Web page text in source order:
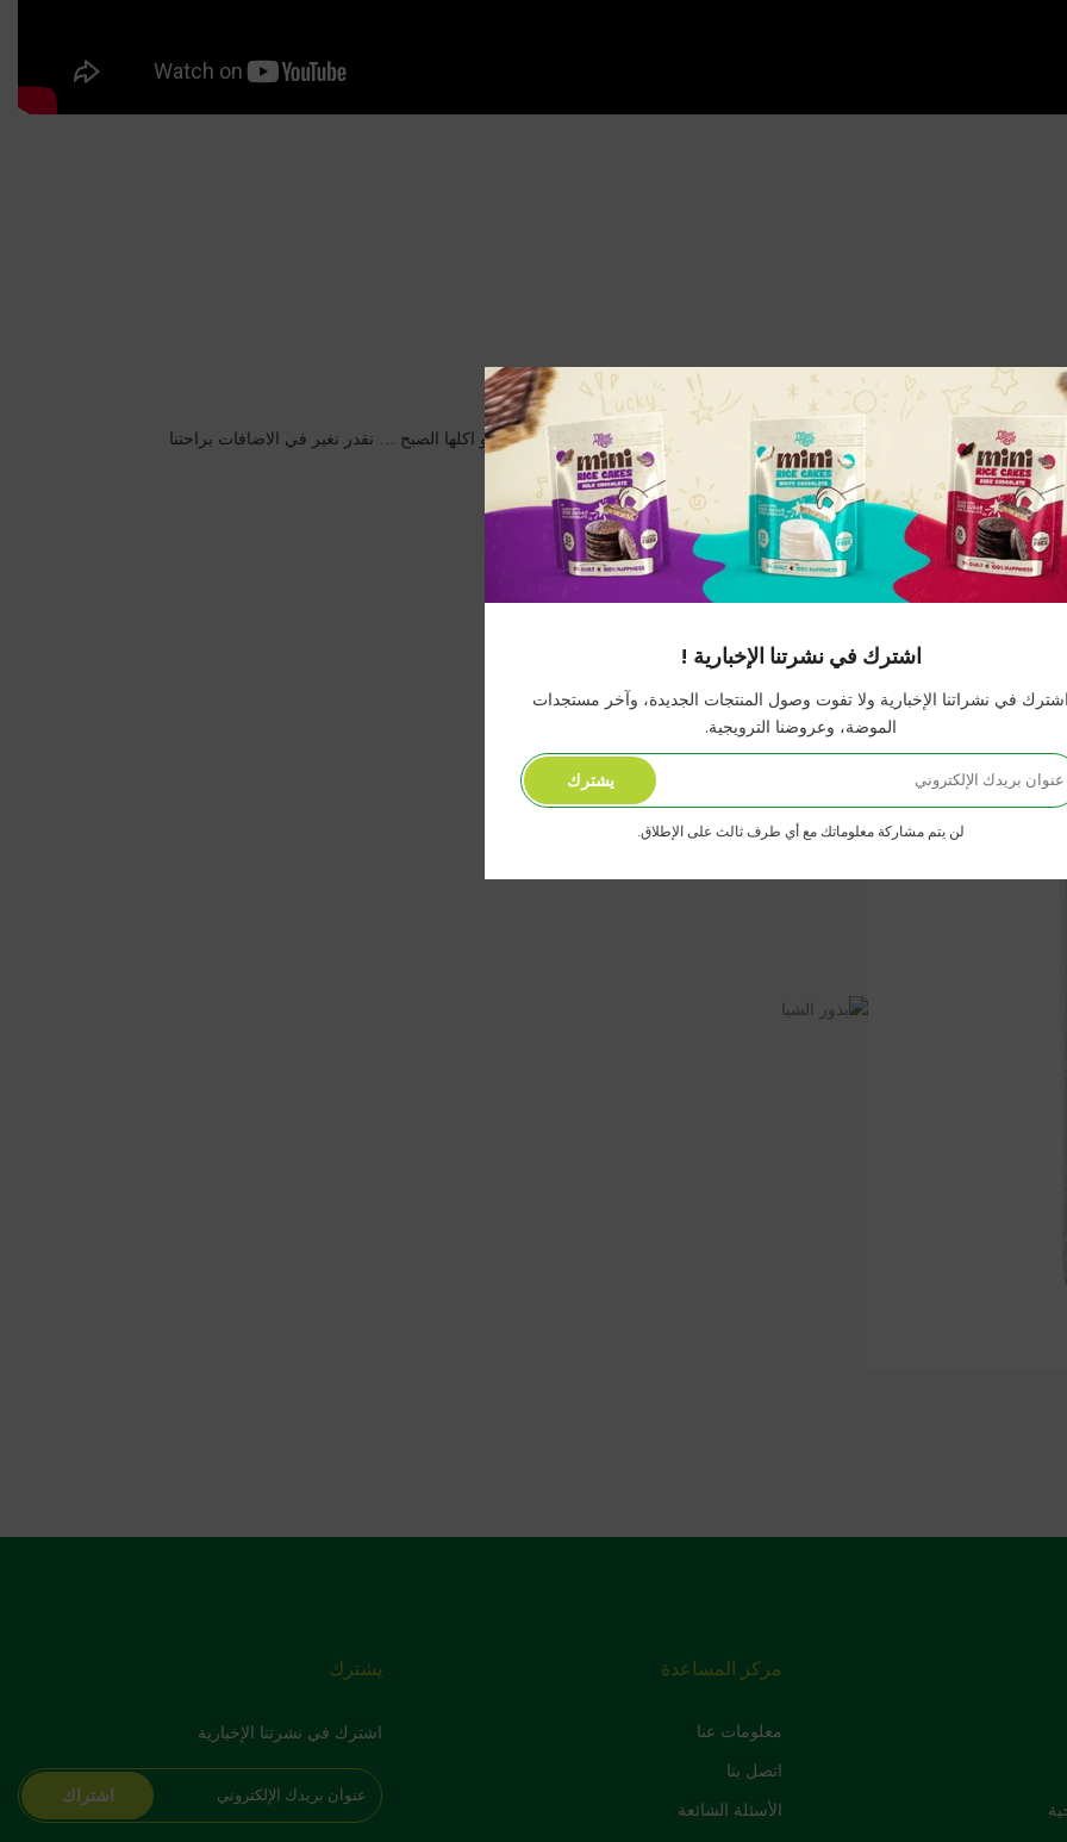
اشترك في نشرتنا الإخبارية !
اشترك في نشراتنا الإخبارية ولا تفوت وصول المنتجات الجديدة، وآخر مستجدات
الموضة، وعروضنا الترويجية.
يشترك
لن يتم مشاركة معلوماتك مع أي طرف ثالث على الإطلاق.
في الثلاجه جافاد واحده و اوقات اقل لو انا مستعجله .. و ممكن نجهزها من بالليل و اكلها الصبح … نقدر نغير في الاضافات براحتنا
مركز المساعدة
معلومات عنا
اتصل بنا
الأسئلة الشائعة
يشترك
اشترك في نشرتنا الإخبارية
اشتراك